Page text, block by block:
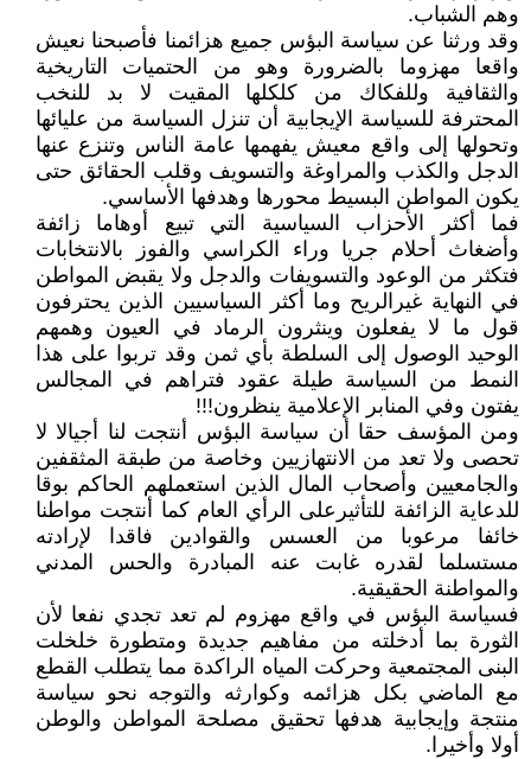
وهم الشباب.
وقد ورثنا عن سياسة البؤس جميع هزائمنا فأصبحنا نعيش
واقعا مهزوما بالضرورة وهو من الحتميات التاريخية
والثقافية وللفكاك من كلكلها المقيت لا بد للنخب
المحترفة للسياسة الإيجابية أن تنزل السياسة من عليائها
وتحولها إلى واقع معيش يفهمها عامة الناس وتنزع عنها
الدجل والكذب والمراوغة والتسويف وقلب الحقائق حتى
يكون المواطن البسيط محورها وهدفها الأساسي.
فما أكثر الأحزاب السياسية التي تبيع أوهاما زائفة
وأضغاث أحلام جريا وراء الكراسي والفوز بالانتخابات
فتكثر من الوعود والتسويفات والدجل ولا يقبض المواطن
في النهاية غيرالريح وما أكثر السياسيين الذين يحترفون
قول ما لا يفعلون وينثرون الرماد في العيون وهمهم
الوحيد الوصول إلى السلطة بأي ثمن وقد تربوا على هذا
النمط من السياسة طيلة عقود فتراهم في المجالس
يفتون وفي المنابر الإعلامية ينظرون!!!
ومن المؤسف حقا أن سياسة البؤس أنتجت لنا أجيالا لا
تحصى ولا تعد من الانتهازيين وخاصة من طبقة المثقفين
والجامعيين وأصحاب المال الذين استعملهم الحاكم بوقا
للدعاية الزائفة للتأثيرعلى الرأي العام كما أنتجت مواطنا
خائفا مرعوبا من العسس والقوادين فاقدا لإرادته
مستسلما لقدره غابت عنه المبادرة والحس المدني
والمواطنة الحقيقية.
فسياسة البؤس في واقع مهزوم لم تعد تجدي نفعا لأن
الثورة بما أدخلته من مفاهيم جديدة ومتطورة خلخلت
البنى المجتمعية وحركت المياه الراكدة مما يتطلب القطع
مع الماضي بكل هزائمه وكوارثه والتوجه نحو سياسة
منتجة وإيجابية هدفها تحقيق مصلحة المواطن والوطن
أولا وأخيرا.